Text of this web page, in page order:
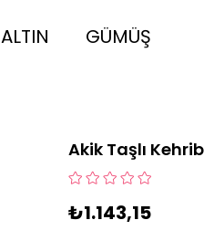
ALTIN GÜMÜŞ
Akik Taşlı
₺1.143,15